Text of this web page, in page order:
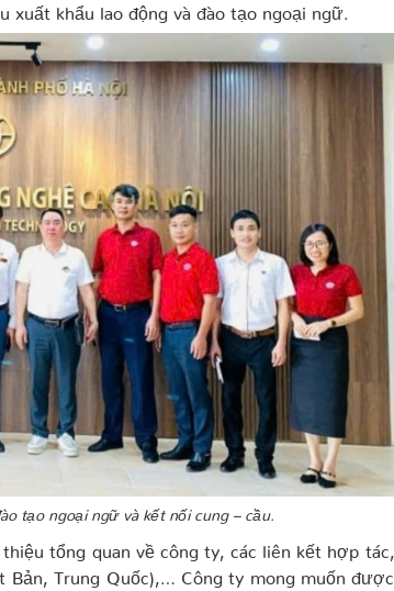
xuất khẩu lao động và đào tạo ngoại ngữ.
tạo ngoại ngữ và kết nối cung – cầu.
tổng quan về công ty, các liên kết hợp tác,
Bản, Trung Quốc),… Công ty mong muốn được